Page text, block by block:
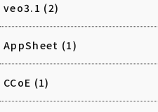
veo3.1 (2)
AppSheet (1)
CCoE (1)